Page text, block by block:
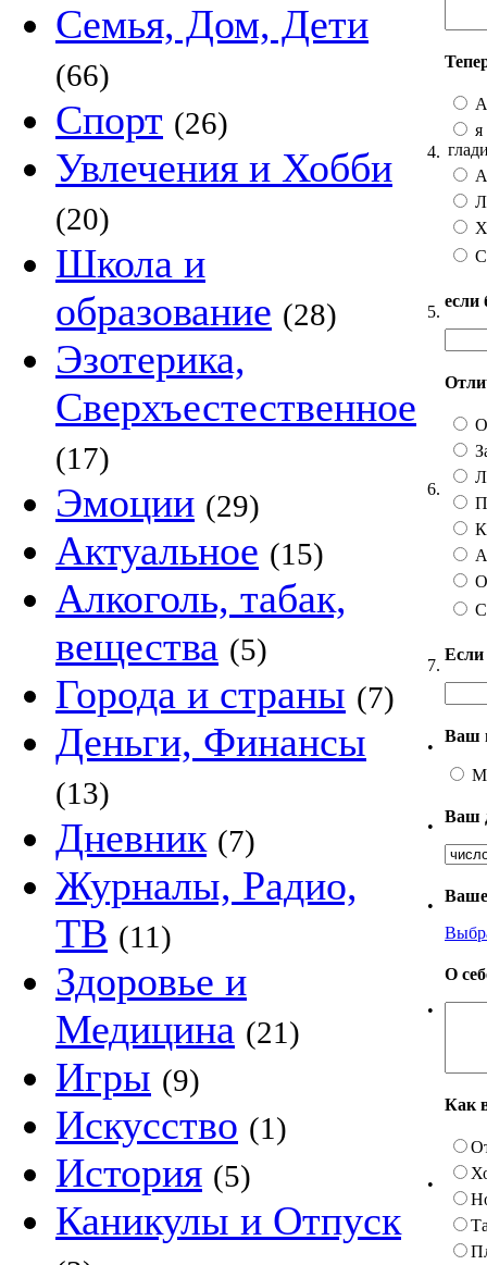
Семья, Дом, Дети
(66)
Спорт (26)
Увлечения и Хобби
(20)
Школа и
образование (28)
Эзотерика,
Сверхъестественное
(17)
Эмоции (29)
Актуальное (15)
Алкоголь, табак,
вещества (5)
Города и страны (7)
Деньги, Финансы
(13)
Дневник (7)
Журналы, Радио,
ТВ (11)
Здоровье и
Медицина (21)
Игры (9)
Искусство (1)
История (5)
Каникулы и Отпуск
4.
я
5.
если
6.
7.
•
Ваш
•
Ваш
•
Ваше
•
О
•
Как